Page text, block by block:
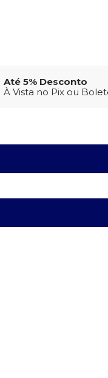
Até 5% Desconto
À Vista no Pix ou